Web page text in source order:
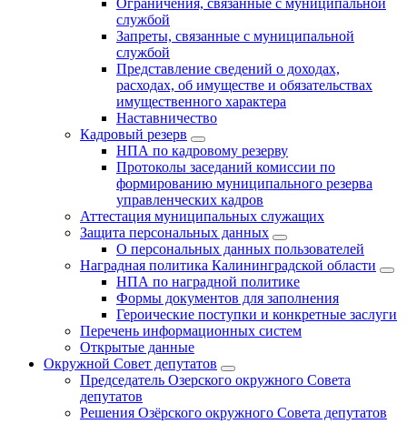
Ограничения, связанные с муниципальной
службой
Запреты, связанные с муниципальной
службой
Представление сведений о доходах,
расходах, об имуществе и обязательствах
имущественного характера
Наставничество
Кадровый резерв
НПА по кадровому резерву
Протоколы заседаний комиссии по
формированию муниципального резерва
управленческих кадров
Аттестация муниципальных служащих
Защита персональных данных
О персональных данных пользователей
Наградная политика Калининградской области
НПА по наградной политике
Формы документов для заполнения
Героические поступки и конкретные заслуги
Перечень информационных систем
Открытые данные
Окружной Совет депутатов
Председатель Озерского окружного Совета
депутатов
Решения Озёрского окружного Совета депутатов